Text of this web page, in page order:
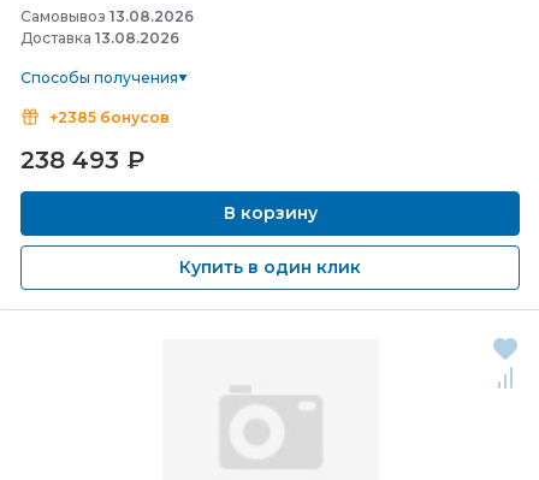
Самовывоз 13.08.2026
Доставка 13.08.2026
Способы получения
+2385 бонусов
238 493 ₽
В корзину
Купить в один клик